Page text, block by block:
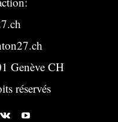
Genève CH
réservés